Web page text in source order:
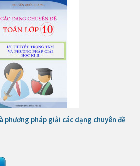
pháp giải các dạng chuyên đề